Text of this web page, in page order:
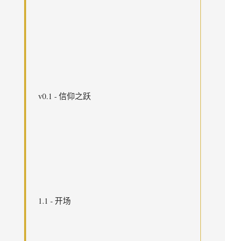
v0.1 - 信仰之跃
1.1 - 开场